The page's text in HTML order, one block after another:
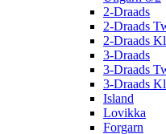
2-Draads
2-Draads
2-Draads
3-Draads
3-Draads
3-Draads
Island
Lovikka
Forgarn